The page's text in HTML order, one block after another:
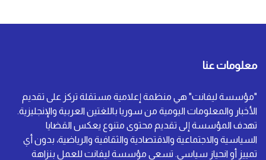
معلومات عنا
"مؤسسة ليفانت" هي منظمة إعلامية مستقلة تركز على تقديم
الأخبار والمعلومات اليومية من سوريا باللغتين العربية والإنجليزية.
تهدف المؤسسة إلى تقديم محتوى متنوع يعكس القضايا
السياسية والاجتماعية والاقتصادية والثقافية والرياضية، بدون أي
تمييز أو انحياز سياسي. تسعى مؤسسة ليفانت للعمل بنزاهة